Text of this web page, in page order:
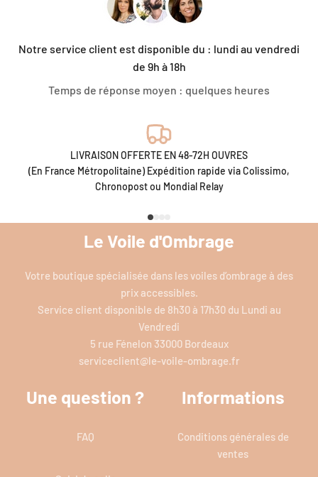
Notre service client est disponible du : lundi au vendredi
de 9h à 18h
Temps de réponse moyen : quelques heures
LIVRAISON OFFERTE EN 48-72H OUVRES
(En France Métropolitaine) Expédition rapide via Colissimo,
Chronopost ou Mondial Relay
Aller à l'élément 1
Aller à l'élément 2
Aller à l'élément 3
Aller à l'élément 4
Le Voile d'Ombrage
Votre boutique spécialisée dans les voiles d’ombrage à des
prix accessibles.
Service client disponible de 8h30 à 17h30 du Lundi au
Vendredi
5 rue Fénelon 33000 Bordeaux
serviceclient@le-voile-ombrage.fr
Une question ?
FAQ
Informations
Conditions générales de
ventes